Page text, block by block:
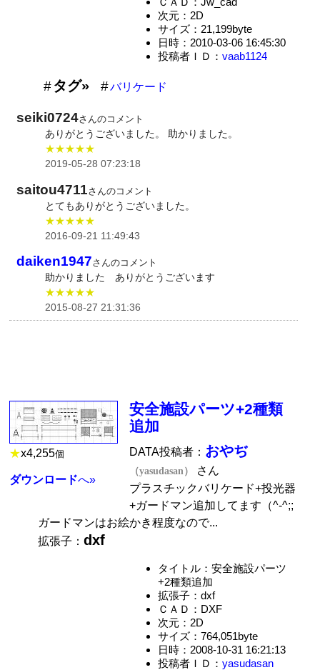
次元：2D
サイズ：21,199byte
日時：2010-03-06 16:45:30
投稿者ＩＤ： vaab1124
タグ» バリケード
seiki0724さんのコメント
ありがとうございました。 助かりました。
★★★★★
2019-05-28 07:23:18
saitou4711さんのコメント
とてもありがとうございました。
★★★★★
2016-09-21 11:49:43
daiken1947さんのコメント
助かりました ありがとうございます
★★★★★
2015-08-27 21:31:36
★x4,255個
ダウンロードへ»
安全施設パーツ+2種類
追加
DATA投稿者： おやぢ
（yasudasan）
さん
プラスチックバリケード+投光器
+ガードマン追加してます（^-^;;
ガードマンはお絵かき程度なので...
拡張子：dxf
タイトル：安全施設パーツ
+2種類追加
拡張子：dxf
ＣＡＤ：DXF
次元：2D
サイズ：764,051byte
日時：2008-10-31 16:21:13
投稿者ＩＤ： yasudasan